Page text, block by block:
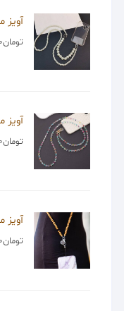
آویز
تومان
آویز
تومان
آویز
تومان